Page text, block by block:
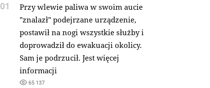
01
Przy wlewie paliwa w swoim aucie
"znalazł" podejrzane urządzenie,
postawił na nogi wszystkie służby i
doprowadził do ewakuacji okolicy.
Sam je podrzucił. Jest więcej
informacji
65 137